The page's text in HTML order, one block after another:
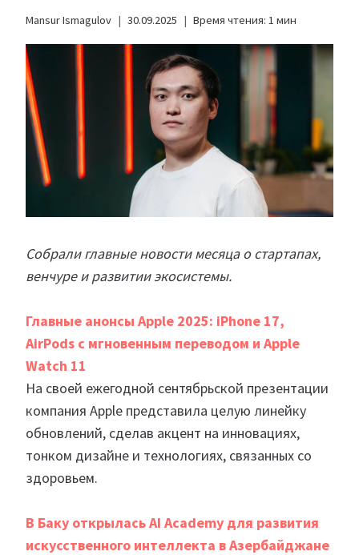
Mansur Ismagulov 30.09.2025 Время чтения: 1 мин
Собрали главные новости месяца о стартапах,
венчуре и развитии экосистемы.
Главные анонсы Apple 2025: iPhone 17,
AirPods с мгновенным переводом и Apple
Watch 11
На своей ежегодной сентябрьской презентации
компания Apple представила целую линейку
обновлений, сделав акцент на инновациях,
тонком дизайне и технологиях, связанных со
здоровьем.
В Баку открылась AI Academy для развития
искусственного интеллекта в Азербайджане